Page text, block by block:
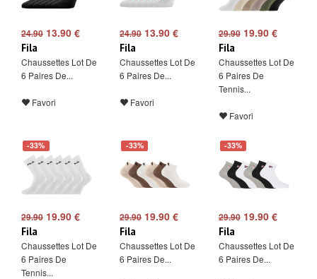
24.90 13.90 €
Fila
Chaussettes Lot De
6 Paires De...
Favori
24.9013.90 €
Fila
Chaussettes Lot De
6 Paires De...
Favori
29.9019.90 €
Fila
Chaussettes Lot De
6 Paires De
Tennis...
Favori
-33%
29.90 19.90 €
Fila
Chaussettes Lot De
6 Paires De
Tennis...
-33%
29.9019.90 €
Fila
Chaussettes Lot De
6 Paires De...
-33%
29.9019.90 €
Fila
Chaussettes Lot De
6 Paires De...